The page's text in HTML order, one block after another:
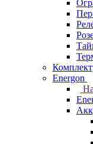
Energon